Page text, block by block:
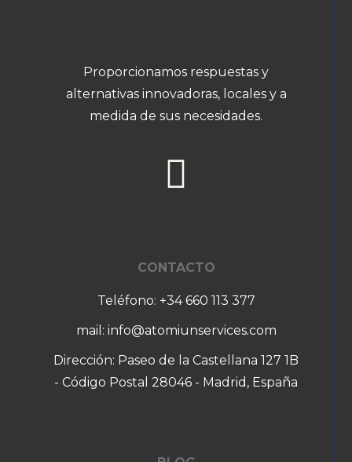
Proporcionamos respuestas y
alternativas innovadoras, locales y a
medida de sus necesidades.
CONTACTO
Teléfono: +34 660 113 377
mail: info@atomiunservices.com
Dirección: Paseo de la Castellana 127 1B
- Código Postal 28046 - Madrid, España